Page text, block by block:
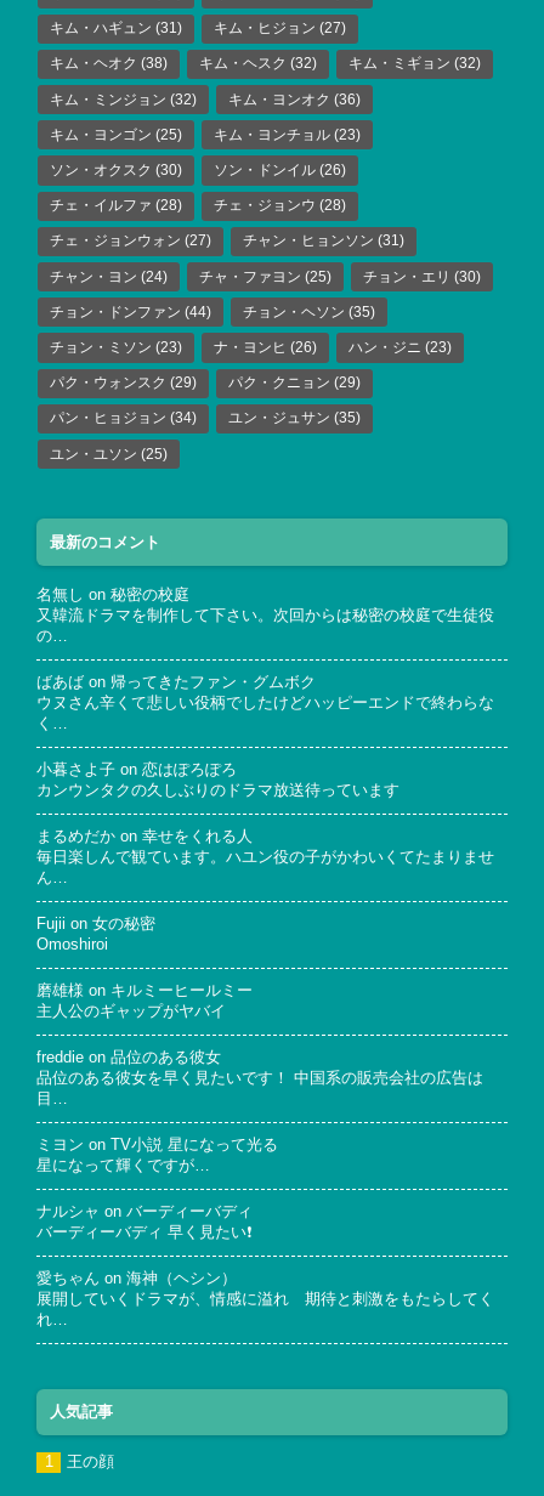
キム・ハギュン (31) キム・ヒジョン (27)
キム・ヘオク (38) キム・ヘスク (32) キム・ミギョン (32)
キム・ミンジョン (32) キム・ヨンオク (36)
キム・ヨンゴン (25) キム・ヨンチョル (23)
ソン・オクスク (30) ソン・ドンイル (26)
チェ・イルファ (28) チェ・ジョンウ (28)
チェ・ジョンウォン (27) チャン・ヒョンソン (31)
チャン・ヨン (24) チャ・ファヨン (25) チョン・エリ (30)
チョン・ドンファン (44) チョン・ヘソン (35)
チョン・ミソン (23) ナ・ヨンヒ (26) ハン・ジニ (23)
パク・ウォンスク (29) パク・クニョン (29)
パン・ヒョジョン (34) ユン・ジュサン (35)
ユン・ユソン (25)
最新のコメント
名無し on 秘密の校庭
又韓流ドラマを制作して下さい。次回からは秘密の校庭で生徒役
の…
ばあば on 帰ってきたファン・グムボク
ウヌさん辛くて悲しい役柄でしたけどハッピーエンドで終わらな
く…
小暮さよ子 on 恋はぽろぽろ
カンウンタクの久しぶりのドラマ放送待っています
まるめだか on 幸せをくれる人
毎日楽しんで観ています。ハユン役の子がかわいくてたまりませ
ん…
Fujii on 女の秘密
Omoshiroi
磨雄様 on キルミーヒールミー
主人公のギャップがヤバイ
freddie on 品位のある彼女
品位のある彼女を早く見たいです！ 中国系の販売会社の広告は
目…
ミヨン on
TV小説 星になって光る
星になって輝くですが…
ナルシャ on バーディーバディ
バーディーバディ 早く見たい❗
愛ちゃん on 海神（ヘシン）
展開していくドラマが、情感に溢れ 期待と刺激をもたらしてく
れ…
人気記事
王の顔